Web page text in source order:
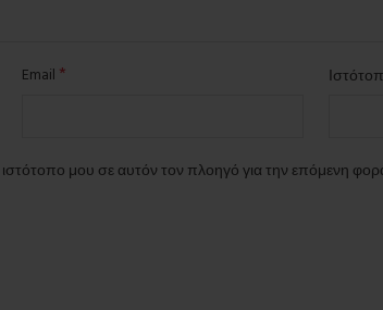
Email *
μου σε αυτόν τον πλοηγό για την επόμενη